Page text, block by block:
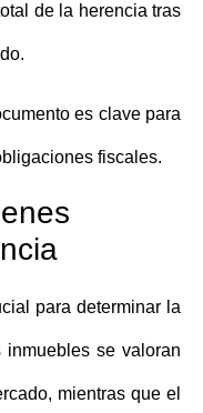
de la herencia tras
es clave para
fiscales.
para determinar la
se valoran
mientras que el